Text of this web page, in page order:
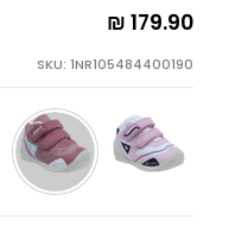
179.90 ₪
SKU: 1NR105484400190